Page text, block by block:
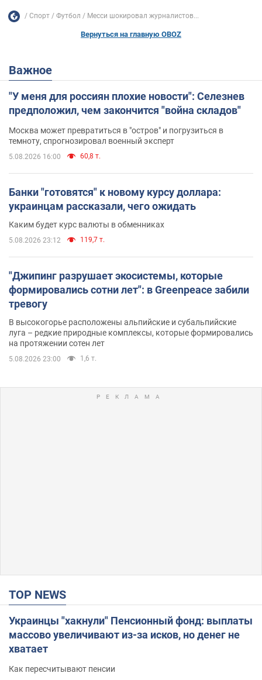
Спорт Футбол Месси шокировал журналистов...
Вернуться на главную OBOZ
Важное
"У меня для россиян плохие новости": Селезнев
предположил, чем закончится "война складов"
Москва может превратиться в "остров" и погрузиться в
темноту, спрогнозировал военный эксперт
5.08.2026 16:00 60,8 т.
Банки "готовятся" к новому курсу доллара:
украинцам рассказали, чего ожидать
Каким будет курс валюты в обменниках
5.08.2026 23:12 119,7 т.
"Джипинг разрушает экосистемы, которые
формировались сотни лет": в Greenpeace забили
тревогу
В высокогорье расположены альпийские и субальпийские
луга – редкие природные комплексы, которые формировались
на протяжении сотен лет
5.08.2026 23:00 1,6 т.
TOP NEWS
Украинцы "хакнули" Пенсионный фонд: выплаты
массово увеличивают из-за исков, но денег не
хватает
Как пересчитывают пенсии